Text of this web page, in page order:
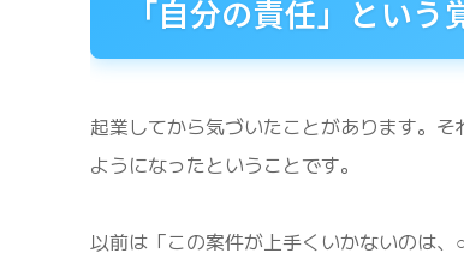
「自分の責任」とい
起業してから気づいたことがあります。
ようになったということです。
以前は「この案件が上手くいかないのは